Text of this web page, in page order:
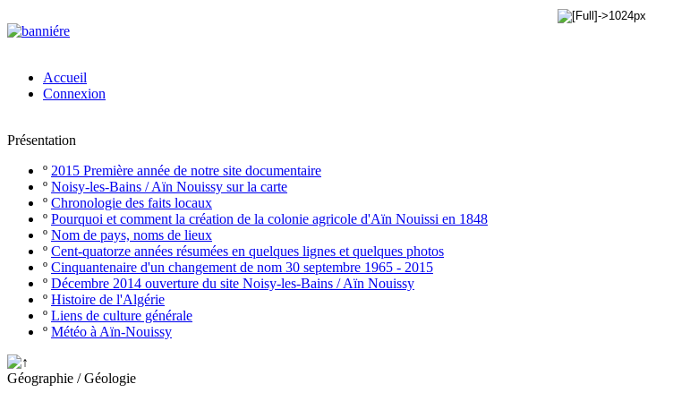
Accueil
Connexion
Présentation
º 2015 Première année de notre site documentaire
º Noisy-les-Bains / Aïn Nouissy sur la carte
º Chronologie des faits locaux
º Pourquoi et comment la création de la colonie agricole d'Aïn Nouissi en 1848
º Nom de pays, noms de lieux
º Cent-quatorze années résumées en quelques lignes et quelques photos
º Cinquantenaire d'un changement de nom 30 septembre 1965 - 2015
º Décembre 2014 ouverture du site Noisy-les-Bains / Aïn Nouissy
º Histoire de l'Algérie
º Liens de culture générale
º Météo à Aïn-Nouissy
Géographie / Géologie